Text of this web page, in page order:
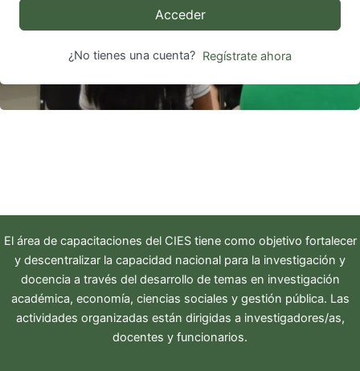
Acceder
¿No tienes una cuenta? Regístrate ahora
El área de capacitaciones del CIEStiene como objetivo fortalecer
y descentralizar la capacidad nacional para la investigación y
docencia a través del desarrollo de temas en investigación
académica, economía, ciencias sociales y gestión pública. Las
actividades organizadas están dirigidas a investigadores/as,
docentes y funcionarios.